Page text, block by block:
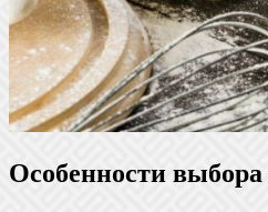
Особенности